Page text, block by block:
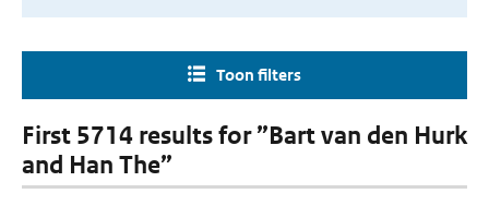
Toon filters
First 5714 results for ”Bart van den Hurk
and Han The”